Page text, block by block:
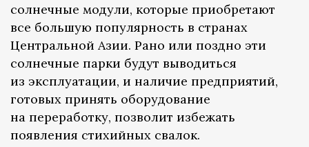
солнечные модули, которые приобретают
все большую популярность в странах
Центральной Азии. Рано или поздно эти
солнечные парки будут выводиться
из эксплуатации, и наличие предприятий,
готовых принять оборудование
на переработку, позволит избежать
появления стихийных свалок.